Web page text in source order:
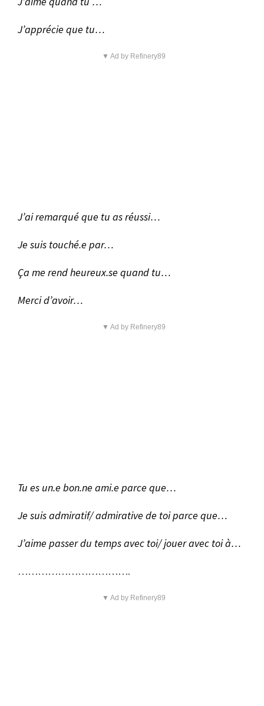
J’apprécie que tu…
▼ Ad by Refinery89
J’ai remarqué que tu as réussi…
Je suis touché.e par…
Ça me rend heureux.se quand tu…
Merci d’avoir…
▼ Ad by Refinery89
Tu es un.e bon.ne ami.e parce que…
Je suis admiratif/ admirative de toi parce que…
J’aime passer du temps avec toi/ jouer avec toi à…
…………………………….
▼ Ad by Refinery89